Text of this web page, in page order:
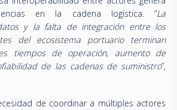
en la cadena logística. “La
y la falta de integración entre los
del ecosistema portuario terminan
tiempos de operación, aumento de
de las cadenas de suministro”,
de coordinar a múltiples actores